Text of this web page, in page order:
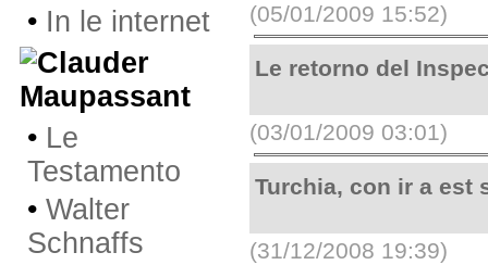
• In le internet
Maupassant
• Le
Testamento
• Walter
Schnaffs
(05/01/2009 15:52)
Le retorno del
(03/01/2009 03:01)
Turchia, con ir a est
(31/12/2008 19:39)